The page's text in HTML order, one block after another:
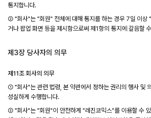
통지합니다.
② "회사"는 "회원" 전체에 대해 통지를 하는 경우 7일 이상
거나 팝업 화면 등을 제시함으로써 제1항의 통지에 갈음할
제3장 당사자의 의무
제11조 회사의 의무
① "회사"는 관련 법령, 본 약관에서 정하는 권리의 행사 및
성실하게 수행합니다.
② "회사"는 "회원"이 안전하게 "레진코믹스"를 이용할 수 있